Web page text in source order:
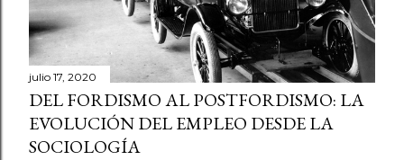
julio 17, 2020
DEL FORDISMO AL POSTFORDISMO: LA
EVOLUCIÓN DEL EMPLEO DESDE LA
SOCIOLOGÍA